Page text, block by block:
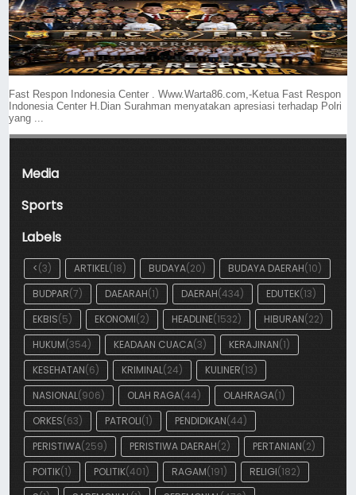
Fast Respon Indonesia Center . Www.Warta86.com,-Ketua Fast Respon
Indonesia Center H.Dian Surahman menyatakan apresiasi terhadap Polri
yang ...
Media
Sports
Labels
<(3) ARTIKEL(18) BUDAYA(20) BUDAYA DAERAH(10)
BUDPAR(7) DAEARAH(1) DAERAH(434) EDUTEK(13)
EKBIS(5) EKONOMI(2) HEADLINE(1532) HIBURAN(22)
HUKUM(354) KEADAAN CUACA(3) KERAJINAN(1)
KESEHATAN(6) KRIMINAL(24) KULINER(13)
NASIONAL(906) OLAH RAGA(44) OLAHRAGA(1)
ORKES(63) PATROLI(1) PENDIDIKAN(44)
PERISTIWA(259) PERISTIWA DAERAH(2) PERTANIAN(2)
POITIK(1) POLITIK(401) RAGAM(191) RELIGI(182)